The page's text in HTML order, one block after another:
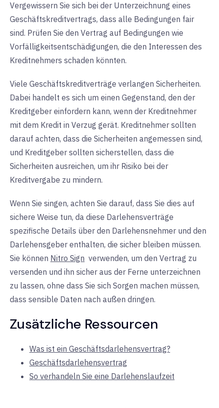
Vergewissern Sie sich bei der Unterzeichnung eines
Geschäftskreditvertrags, dass alle Bedingungen fair
sind. Prüfen Sie den Vertrag auf Bedingungen wie
Vorfälligkeitsentschädigungen, die den Interessen des
Kreditnehmers schaden könnten.
Viele Geschäftskreditverträge verlangen Sicherheiten.
Dabei handelt es sich um einen Gegenstand, den der
Kreditgeber einfordern kann, wenn der Kreditnehmer
mit dem Kredit in Verzug gerät. Kreditnehmer sollten
darauf achten, dass die Sicherheiten angemessen sind,
und Kreditgeber sollten sicherstellen, dass die
Sicherheiten ausreichen, um ihr Risiko bei der
Kreditvergabe zu mindern.
Wenn Sie singen, achten Sie darauf, dass Sie dies auf
sichere Weise tun, da diese Darlehensverträge
spezifische Details über den Darlehensnehmer und den
Darlehensgeber enthalten, die sicher bleiben müssen.
Sie können Nitro Sign verwenden, um den Vertrag zu
versenden und ihn sicher aus der Ferne unterzeichnen
zu lassen, ohne dass Sie sich Sorgen machen müssen,
dass sensible Daten nach außen dringen.
Zusätzliche Ressourcen
Was ist ein Geschäftsdarlehensvertrag?
Geschäftsdarlehensvertrag
So verhandeln Sie eine Darlehenslaufzeit